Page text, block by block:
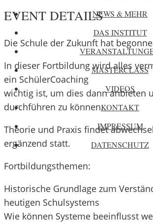
NEWS & MEHR
DAS INSTITUT
MASTERCLASS
VIDEOS
KONTAKT
IMPRESSUM
DATENSCHUTZ
EVENT DETAILS
Die Schule der Zukunft hat
In dieser Fortbildung wird alles
ein SchülerCoaching
wichtig ist, um dies dann anbieten
durchführen zu können.
Theorie und Praxis findet
ergänzend statt.
Fortbildungsthemen:
Historische Grundlage zum
heutigen Schulsystems
Wie können Systeme beeinflusst